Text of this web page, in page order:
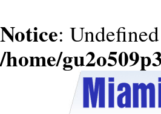
Notice:
/home/